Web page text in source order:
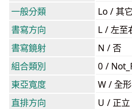
一般分類
Lo / 其
書寫方向
L / 左至
書寫鏡射
N / 否
組合類別
0 /
東亞寬度
W / 全形
直排方向 U / 正立